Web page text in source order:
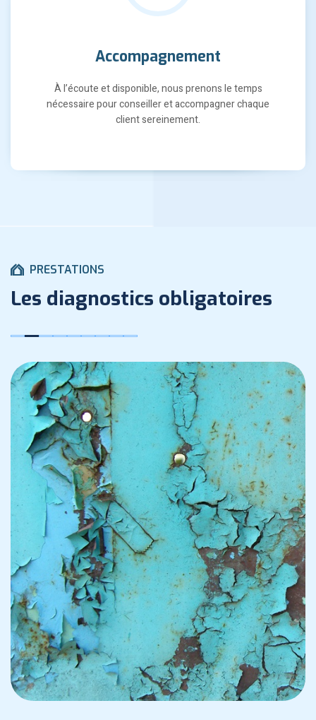
Accompagnement
À l’écoute et disponible, nous prenons le temps
nécessaire pour conseiller et accompagner chaque
client sereinement.
PRESTATIONS
Les diagnostics obligatoires